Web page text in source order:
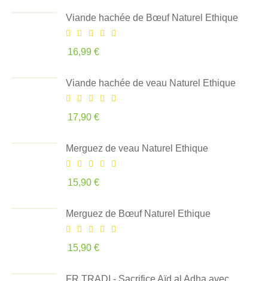
Viande hachée de Bœuf Naturel Ethique
16,99 €
Viande hachée de veau Naturel Ethique
17,90 €
Merguez de veau Naturel Ethique
15,90 €
Merguez de Bœuf Naturel Ethique
15,90 €
FR TRADI - Sacrifice Aïd al Adha avec